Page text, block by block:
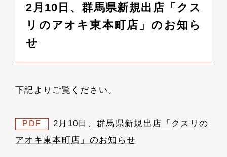
2月10日、群馬県新規出店「クス
リのアオキ東本町店」のお知ら
せ
下記よりご覧ください。
PDF
2月10日、群馬県新規出店「クスリの
アオキ東本町店」のお知らせ